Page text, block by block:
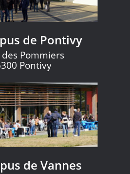
de Pontivy
Pommiers
Pontivy
de Vannes